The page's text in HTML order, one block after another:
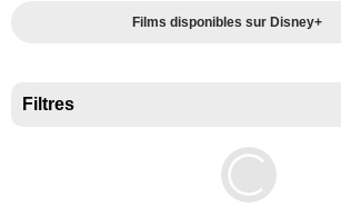
Films disponibles sur Disney+
Filtres